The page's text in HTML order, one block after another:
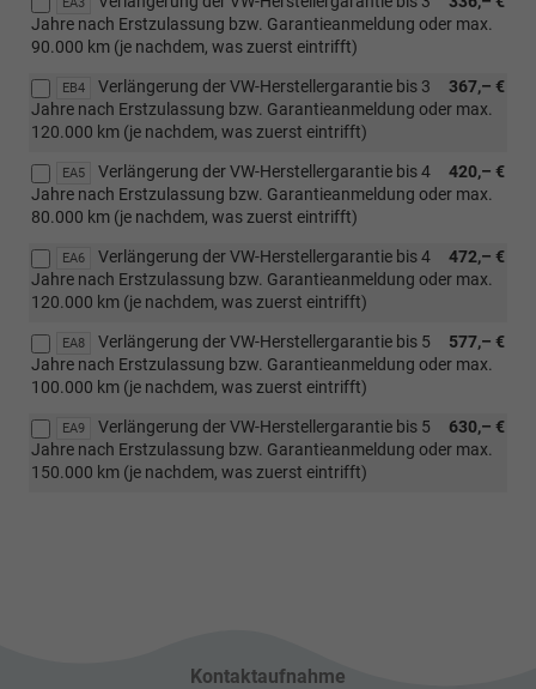
Jahre nach Erstzulassung bzw. Garantieanmeldung oder max.
90.000 km (je nachdem, was zuerst eintrifft)
EB4 367,– €
Verlängerung der VW-Herstellergarantie bis 3
Jahre nach Erstzulassung bzw. Garantieanmeldung oder max.
120.000 km (je nachdem, was zuerst eintrifft)
EA5 420,– €
Verlängerung der VW-Herstellergarantie bis 4
Jahre nach Erstzulassung bzw. Garantieanmeldung oder max.
80.000 km (je nachdem, was zuerst eintrifft)
EA6 472,– €
Verlängerung der VW-Herstellergarantie bis 4
Jahre nach Erstzulassung bzw. Garantieanmeldung oder max.
120.000 km (je nachdem, was zuerst eintrifft)
EA8 577,– €
Verlängerung der VW-Herstellergarantie bis 5
Jahre nach Erstzulassung bzw. Garantieanmeldung oder max.
100.000 km (je nachdem, was zuerst eintrifft)
EA9 630,– €
Verlängerung der VW-Herstellergarantie bis 5
Jahre nach Erstzulassung bzw. Garantieanmeldung oder max.
150.000 km (je nachdem, was zuerst eintrifft)
Kontaktaufnahme